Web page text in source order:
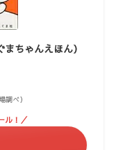
ちゃんえほん）
べ）
ル！／